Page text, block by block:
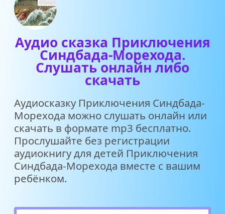
Аудио сказка Приключения
Синдбада-Морехода.
Слушать онлайн либо
скачать
Аудиосказку Приключения Синдбада-
Морехода можно слушать онлайн или
скачать в формате mp3 бесплатно.
Прослушайте без регистрации
аудиокнигу для детей Приключения
Синдбада-Морехода вместе с вашим
ребёнком.